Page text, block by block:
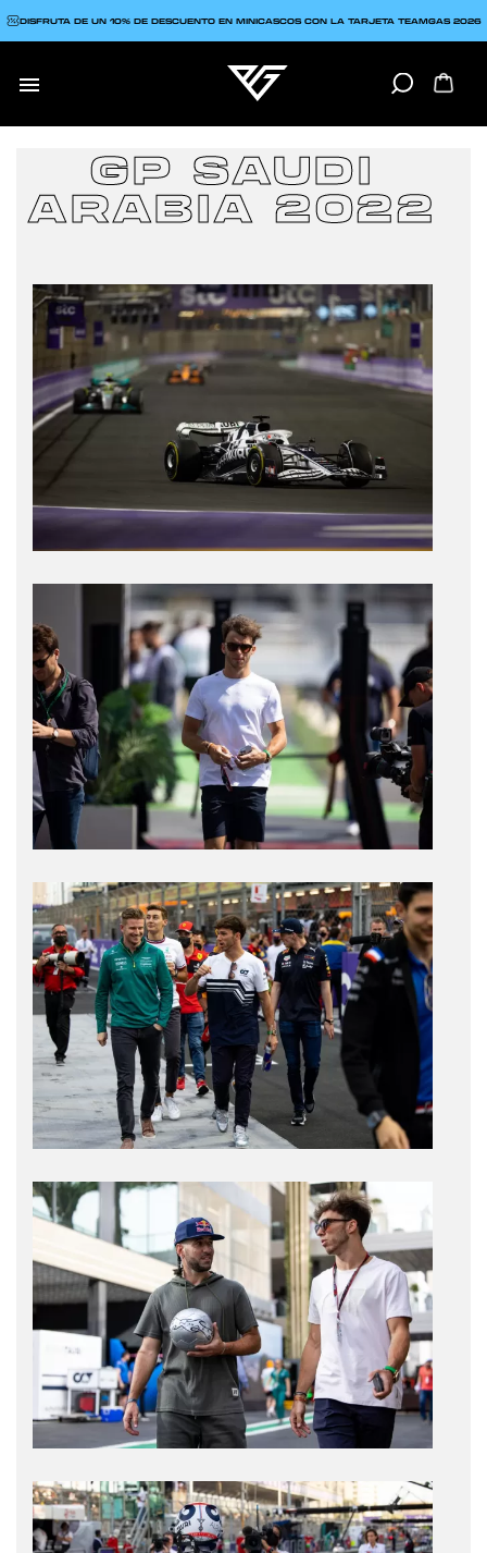

DISFRUTA DE UN 10% DE DESCUENTO EN MINICASCOS CON LA TARJETA TEAMGAS 2026
GP SAUDI
ARABIA 2022